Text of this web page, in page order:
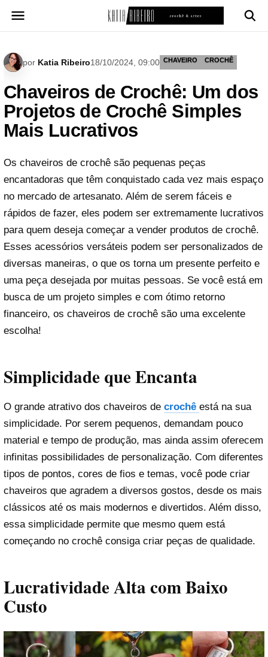
para
por Katia Ribeiro18/10/2024, 09:00 CHAVEIRO CROCHÊ
Chaveiros de Crochê: Um dos
Projetos de Crochê Simples
Mais Lucrativos
Os chaveiros de crochê são pequenas peças
encantadoras que têm conquistado cada vez mais espaço
no mercado de artesanato. Além de serem fáceis e
rápidos de fazer, eles podem ser extremamente lucrativos
para quem deseja começar a vender produtos de crochê.
Esses acessórios versáteis podem ser personalizados de
diversas maneiras, o que os torna um presente perfeito e
uma peça desejada por muitas pessoas. Se você está em
busca de um projeto simples e com ótimo retorno
financeiro, os chaveiros de crochê são uma excelente
escolha!
Simplicidade que Encanta
O grande atrativo dos chaveiros de crochê está na sua
simplicidade. Por serem pequenos, demandam pouco
material e tempo de produção, mas ainda assim oferecem
infinitas possibilidades de personalização. Com diferentes
tipos de pontos, cores de fios e temas, você pode criar
chaveiros que agradem a diversos gostos, desde os mais
clássicos até os mais modernos e divertidos. Além disso,
essa simplicidade permite que mesmo quem está
começando no crochê consiga criar peças de qualidade.
Lucratividade Alta com Baixo
Custo